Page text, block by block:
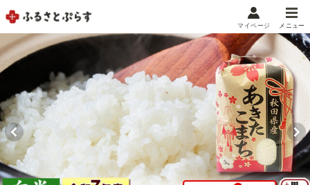
メニュー
マイメニュー
マイページ
お気に入り 閲覧履歴
メニュー
お礼の品から探す
マイページ